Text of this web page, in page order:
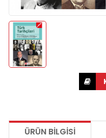
ÜRÜN BILGISI